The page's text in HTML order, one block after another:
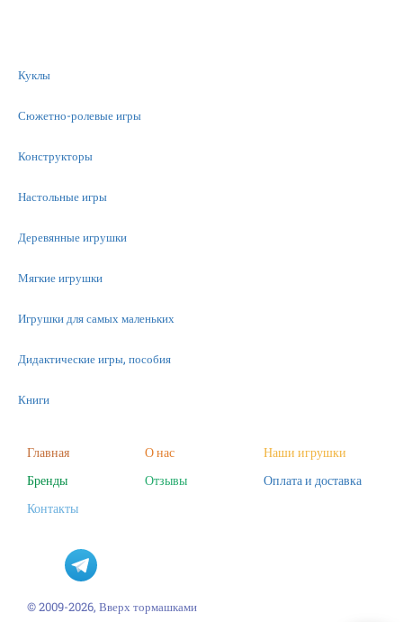
Куклы
Сюжетно-ролевые игры
Конструкторы
Настольные игры
Деревянные игрушки
Мягкие игрушки
Игрушки для самых маленьких
Дидактические игры, пособия
Книги
Фигурки
Наборы для творчества
Пазлы
Главная О нас
Наши игрушки
Бренды
Отзывы
Оплата и доставка
Контакты
© 2009-2026, Вверх тормашками